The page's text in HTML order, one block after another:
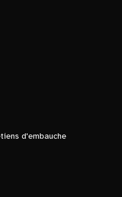
d'embauche